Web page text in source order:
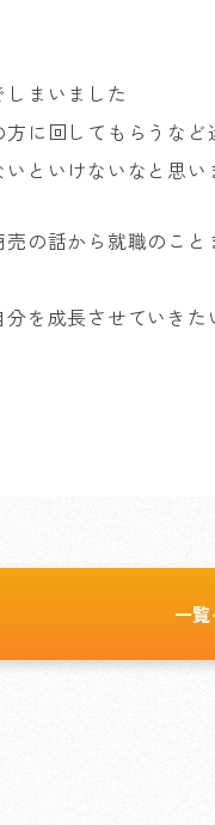
まいました
に回してもらうな
といけないなと思い
の話から就職のこ
を成長させていきた
一